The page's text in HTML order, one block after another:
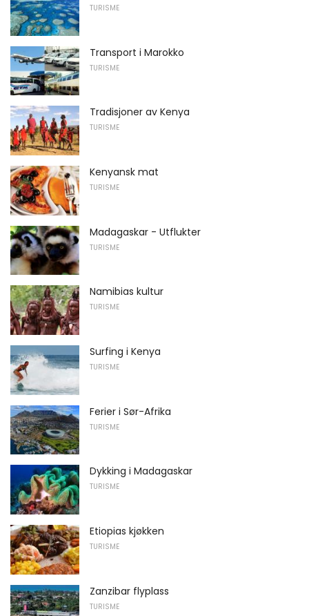
TURISME
Transport i Marokko
TURISME
Tradisjoner av Kenya
TURISME
Kenyansk mat
TURISME
Madagaskar - Utflukter
TURISME
Namibias kultur
TURISME
Surfing i Kenya
TURISME
Ferier i Sør-Afrika
TURISME
Dykking i Madagaskar
TURISME
Etiopias kjøkken
TURISME
Zanzibar flyplass
TURISME